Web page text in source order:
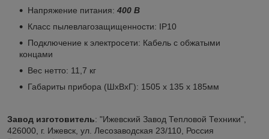
Напряжение питания: 400 В
Класс пылевлагозащищенности: IP10
Подключение к электросети: Кабель с обжатыми
концами
Вес нетто: 11,7 кг
Габариты прибора (ШхВхГ): 1505 х 135 х 185мм
Завод изготовитель: "Ижевский Завод Тепловой Техники",
426000, г. Ижевск, ул. Лесозаводская 23/110, Россия